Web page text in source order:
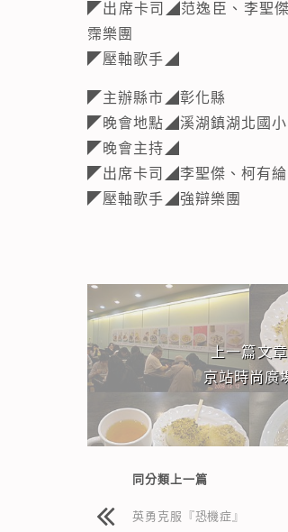
◤出席卡司◢范逸臣、李聖
霈樂團
◤壓軸歌手◢
◤主辦縣市◢彰化縣
◤晚會地點◢溪湖鎮湖北國
◤晚會主持◢
◤出席卡司◢李聖傑、柯有綸
◤壓軸歌手◢強辯樂團
相連文章
上一篇文章
京站時尚廣
同分類上一篇
英勇克服『恐機症』